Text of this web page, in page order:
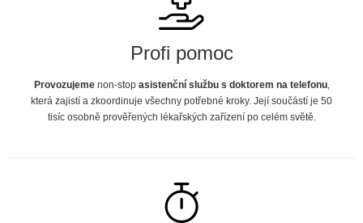
Profi pomoc
Provozujeme non-stop asistenční službu s doktorem na telefonu,
která zajistí a zkoordinuje všechny potřebné kroky. Její součástí je 50
tisíc osobně prověřených lékařských zařízení po celém světě.